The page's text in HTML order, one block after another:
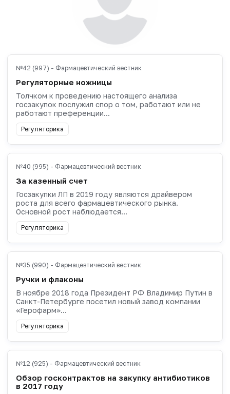
№42 (997) - Фармацевтический вестник
Регуляторные ножницы
Толчком к проведению настоящего анализа
госзакупок послужил спор о том, работают или не
работают преференции...
Регуляторика
№40 (995) - Фармацевтический вестник
За казенный счет
Госзакупки ЛП в 2019 году являются драйвером
роста для всего фармацевтического рынка.
Основной рост наблюдается...
Регуляторика
№35 (990) - Фармацевтический вестник
Ручки и флаконы
В ноябре 2018 года Президент РФ Владимир Путин в
Санкт-Петербурге посетил новый завод компании
«Герофарм»...
Регуляторика
№12 (925) - Фармацевтический вестник
Обзор госконтрактов на закупку антибиотиков
в 2017 году